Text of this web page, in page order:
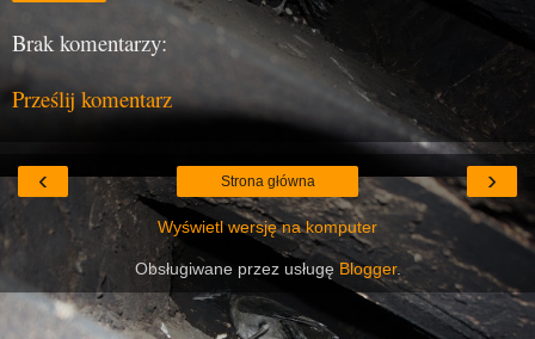
Brak komentarzy:
Prześlij komentarz
‹ ›
Strona główna
Wyświetl wersję na komputer
Obsługiwane przez usługę Blogger.